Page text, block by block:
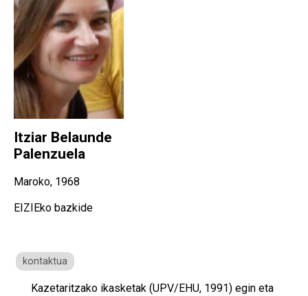
Itziar Belaunde
Palenzuela
Maroko, 1968
EIZIEko bazkide
kontaktua
Kazetaritzako ikasketak (UPV/EHU, 1991) egin eta